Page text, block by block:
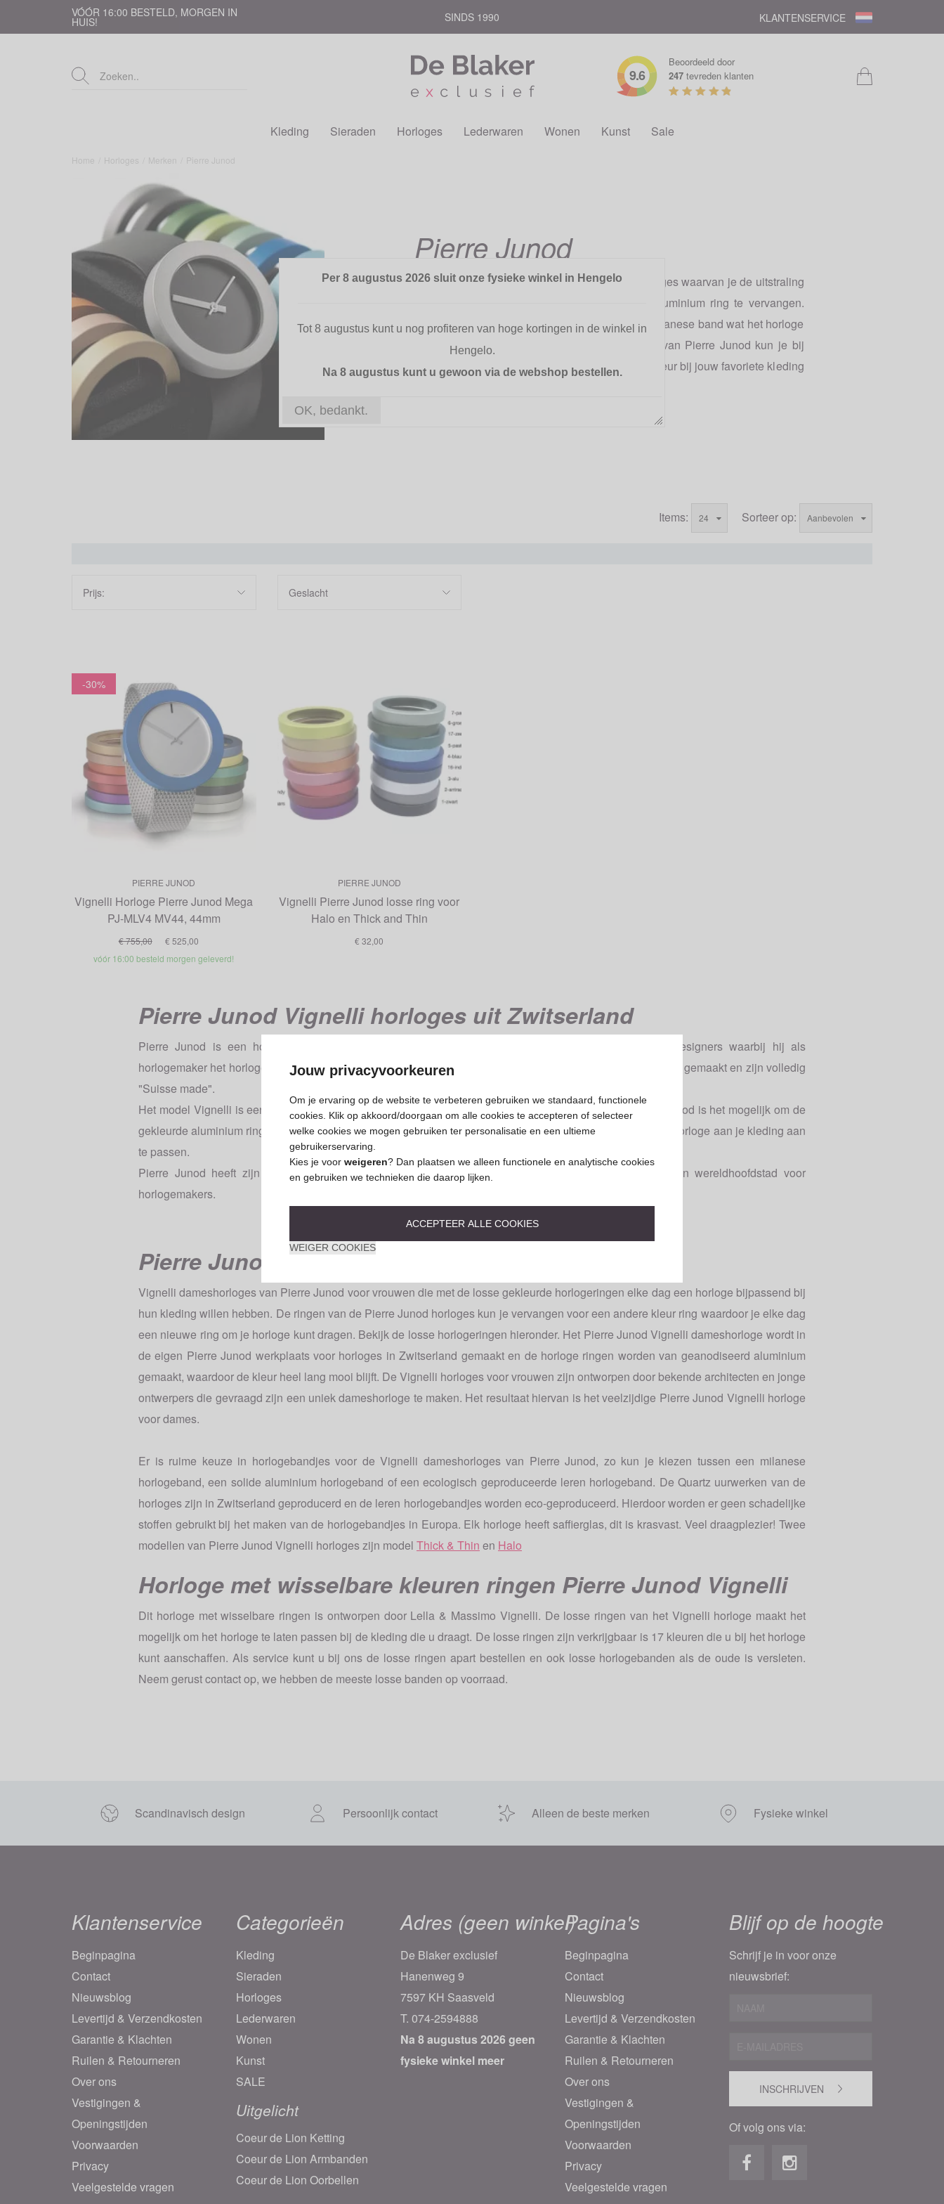
VÓÓR 16:00 BESTELD, MORGEN IN
HUIS! SINDS 1990 KLANTENSERVICE
9.6
Beoordeeld door
247 tevreden klanten
Kleding Sieraden Horloges Lederwaren Wonen Kunst Sale
Home Horloges Merken Pierre Junod
Pierre Junod
Ontdek de veelzijdige Pierre Junod Vignelli horloges waarvan je de uitstraling
elke dag kunt veranderen door de gekleurde aluminium ring te vervangen.
Daarnaast kun je kiezen voor een leren of een milanese band wat het horloge
een modern en elegant uiterlijk geeft. Horloges van Pierre Junod kun je bij
elke outfit matchen, aangezien er altijd een ring kleur bij jouw favoriete kleding
Sorteer op: Aanbevolen
Items: 24
Prijs: Geslacht
-30%
PIERRE JUNOD
Vignelli Horloge Pierre Junod Mega
PJ-MLV4 MV44, 44mm
€ 755,00
€ 525,00
vóór 16:00 besteld morgen geleverd!
PIERRE JUNOD
Vignelli Pierre Junod losse ring voor
Halo en Thick and Thin
€ 32,00
Pierre Junod Vignelli horloges uit Zwitserland
Pierre Junod is een horlogemaker pur sang. De visie van Pierre Junod is de samenwerking met designers waarbij hij als
horlogemaker het horloge ontwikkelt naar de wensen van de designer. De horloges worden in kleine oplages gemaakt en zijn volledig
"Suisse made".
Het model Vignelli is een van de populairste modellen in zijn collectie. Bij het model Vignelli van Pierre Junod is het mogelijk om de
gekleurde aluminium ring van het horloge te wisselen voor een andere kleur. Hiermee is het mogelijk om je horloge aan je kleding aan
te passen.
Pierre Junod heeft zijn atelier in de plaats Biel/Bienne de grootste tweetalige stad van Zwitserland en wereldhoofdstad voor
horlogemakers.
Pierre Junod Vignelli dames horloges
Vignelli dameshorloges van Pierre Junod voor vrouwen die met de losse gekleurde horlogeringen elke dag een horloge bijpassend bij
hun kleding willen hebben. De ringen van de Pierre Junod horloges kun je vervangen voor een andere kleur ring waardoor je elke dag
een nieuwe ring om je horloge kunt dragen. Bekijk de losse horlogeringen hieronder. Het Pierre Junod Vignelli dameshorloge wordt in
de eigen Pierre Junod werkplaats voor horloges in Zwitserland gemaakt en de horloge ringen worden van geanodiseerd aluminium
gemaakt, waardoor de kleur heel lang mooi blijft. De Vignelli horloges voor vrouwen zijn ontworpen door bekende architecten en jonge
ontwerpers die gevraagd zijn een uniek dameshorloge te maken. Het resultaat hiervan is het veelzijdige Pierre Junod Vignelli horloge
voor dames.
Er is ruime keuze in horlogebandjes voor de Vignelli dameshorloges van Pierre Junod, zo kun je kiezen tussen een milanese
horlogeband, een solide aluminium horlogeband of een ecologisch geproduceerde leren horlogeband. De Quartz uurwerken van de
horloges zijn in Zwitserland geproducerd en de leren horlogebandjes worden eco-geproduceerd. Hierdoor worden er geen schadelijke
stoffen gebruikt bij het maken van de horlogebandjes in Europa. Elk horloge heeft saffierglas, dit is krasvast. Veel draagplezier! Twee
modellen van Pierre Junod Vignelli horloges zijn model Thick & Thin en Halo
Horloge met wisselbare kleuren ringen Pierre Junod Vignelli
Dit horloge met wisselbare ringen is ontworpen door Lella & Massimo Vignelli. De losse ringen van het Vignelli horloge maakt het
mogelijk om het horloge te laten passen bij de kleding die u draagt. De losse ringen zijn verkrijgbaar is 17 kleuren die u bij het horloge
kunt aanschaffen. Als service kunt u bij ons de losse ringen apart bestellen en ook losse horlogebanden als de oude is versleten.
Neem gerust contact op, we hebben de meeste losse banden op voorraad.
Scandinavisch design Persoonlijk contact Alleen de beste merken Fysieke winkel
Klantenservice
Beginpagina
Contact
Nieuwsblog
Levertijd & Verzendkosten
Garantie & Klachten
Ruilen & Retourneren
Over ons
Vestigingen &
Openingstijden
Voorwaarden
Privacy
Veelgestelde vragen
Categorieën
Kleding
Sieraden
Horloges
Lederwaren
Wonen
Kunst
SALE
Uitgelicht
Coeur de Lion Ketting
Coeur de Lion Armbanden
Coeur de Lion Oorbellen
Adres (geen winkel)
De Blaker exclusief
Hanenweg 9
7597 KH Saasveld
T. 074-2594888
Na 8 augustus 2026 geen
fysieke winkel meer
Pagina's
Beginpagina
Contact
Nieuwsblog
Levertijd & Verzendkosten
Garantie & Klachten
Ruilen & Retourneren
Over ons
Vestigingen &
Openingstijden
Voorwaarden
Privacy
Veelgestelde vragen
Blijf op de hoogte
Schrijf je in voor onze
nieuwsbrief:
INSCHRIJVEN
Of volg ons via:
Per 8 augustus 2026 sluit onze fysieke winkel in Hengelo
Tot 8 augustus kunt u nog profiteren van hoge kortingen in de winkel in
Hengelo.
Na 8 augustus kunt u gewoon via de webshop bestellen.
OK, bedankt.
Jouw privacyvoorkeuren
Om je ervaring op de website te verbeteren gebruiken we standaard, functionele
cookies. Klik op akkoord/doorgaan om alle cookies te accepteren of selecteer
welke cookies we mogen gebruiken ter personalisatie en een ultieme
gebruikerservaring.
Kies je voor weigeren? Dan plaatsen we alleen functionele en analytische cookies
en gebruiken we technieken die daarop lijken.
ACCEPTEER ALLE COOKIES
WEIGER COOKIES